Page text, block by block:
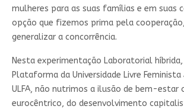
mulheres para as suas famílias e em suas
opção que fizemos prima pela
generalizar a concorrência.
Nesta experimentação Laboratorial
Plataforma da Universidade Livre
ULFA, não nutrimos a ilusão de bem-estar
eurocêntrico, do desenvolvimento